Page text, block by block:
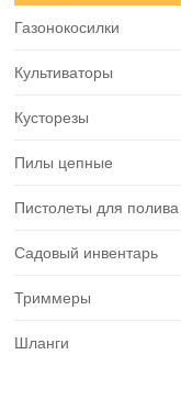
Газонокосилки
Культиваторы
Кусторезы
Пилы цепные
Пистолеты для полива
Садовый инвентарь
Триммеры
Шланги